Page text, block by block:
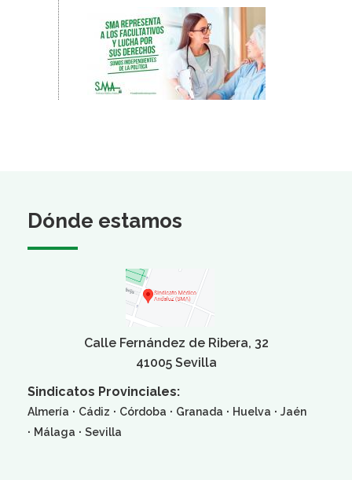
Dónde estamos
Calle Fernández de Ribera, 32
41005 Sevilla
Sindicatos Provinciales:
Almería · Cádiz · Córdoba · Granada · Huelva · Jaén
· Málaga · Sevilla